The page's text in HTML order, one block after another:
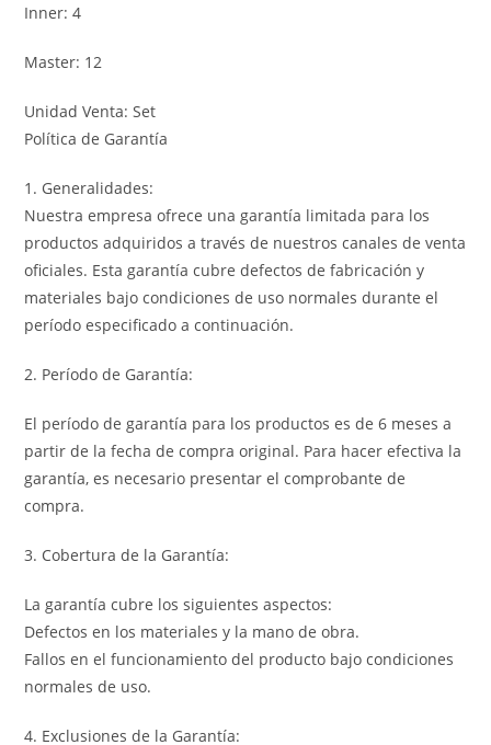
Inner: 4
Master: 12
Unidad Venta: Set
Política de Garantía
1. Generalidades:
Nuestra empresa ofrece una garantía limitada para los
productos adquiridos a través de nuestros canales de venta
oficiales. Esta garantía cubre defectos de fabricación y
materiales bajo condiciones de uso normales durante el
período especificado a continuación.
2. Período de Garantía:
El período de garantía para los productos es de 6 meses a
partir de la fecha de compra original. Para hacer efectiva la
garantía, es necesario presentar el comprobante de
compra.
3. Cobertura de la Garantía:
La garantía cubre los siguientes aspectos:
Defectos en los materiales y la mano de obra.
Fallos en el funcionamiento del producto bajo condiciones
normales de uso.
4. Exclusiones de la Garantía: